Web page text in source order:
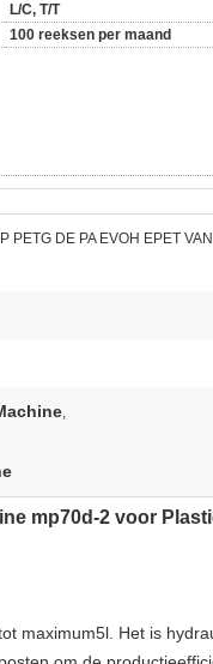
L/C, T/T
100 reeksen per maand
PETG DE PA EVOH EPET
,
mp70d-2 voor
maximum5l. Het is